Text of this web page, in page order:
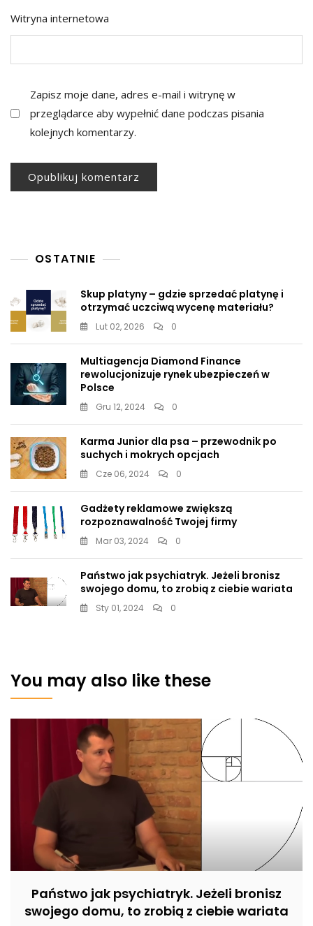
Witryna internetowa
Zapisz moje dane, adres e-mail i witrynę w
przeglądarce aby wypełnić dane podczas pisania
kolejnych komentarzy.
OSTATNIE
Skup platyny – gdzie sprzedać platynę i
otrzymać uczciwą wycenę materiału?
Lut 02, 2026 0
Multiagencja Diamond Finance
rewolucjonizuje rynek ubezpieczeń w
Polsce
Gru 12, 2024 0
Karma Junior dla psa – przewodnik po
suchych i mokrych opcjach
Cze 06, 2024 0
Gadżety reklamowe zwiększą
rozpoznawalność Twojej firmy
Mar 03, 2024 0
Państwo jak psychiatryk. Jeżeli bronisz
swojego domu, to zrobią z ciebie wariata
Sty 01, 2024 0
You may also like these
Państwo jak psychiatryk. Jeżeli bronisz
swojego domu, to zrobią z ciebie wariata